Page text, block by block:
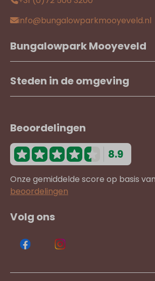
info@bungalowparkmooyeveld.nl
Bungalowpark Mooyeveld
Steden in de omgeving
Beoordelingen
8.9
Onze gemiddelde score op basis van
beoordelingen
Volg ons